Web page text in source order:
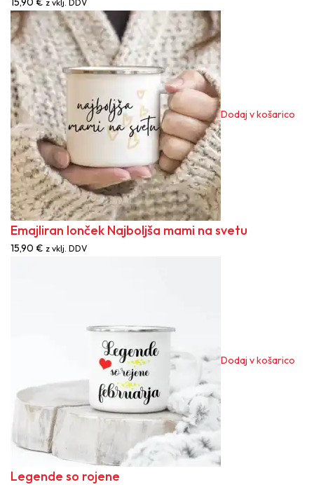
z vklj. DDV
Dodaj v košarico
Emajliran lonček Najboljša mami na svetu
15,90 € z vklj. DDV
Dodaj v košarico
Legende so rojene